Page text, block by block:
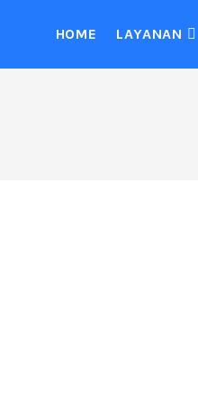
HOME LAYANAN